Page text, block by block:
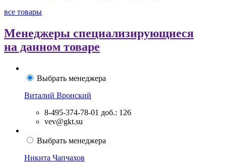
все товары
Менеджеры специализирующиеся
на данном товаре
Выбрать менеджера
Виталий Вронский
8-495-374-78-01 доб.: 126
vev@gkt.su
Выбрать менеджера
Никита Чапчахов